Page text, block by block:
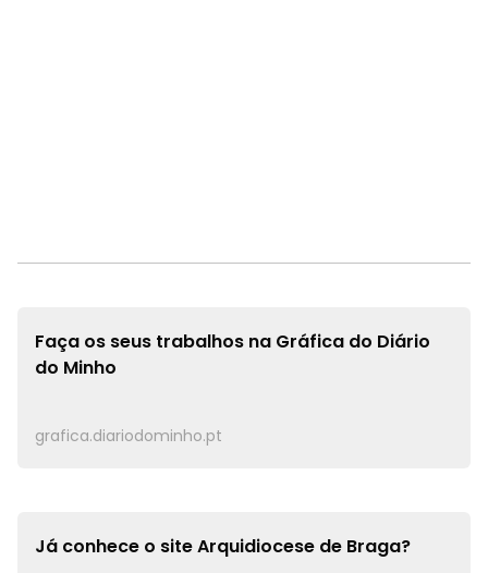
Faça os seus trabalhos na Gráfica do Diário
do Minho
grafica.diariodominho.pt
Já conhece o siteArquidiocese de Braga?